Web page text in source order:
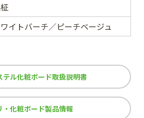
イトバーチ／ピーチベージュ
テル化粧ボード取扱説明書
・化粧ボード製品情報